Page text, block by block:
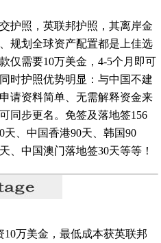
护照，英联邦护照，其离岸金
规划全球资产配置都是上佳选
仅需要10万美金，4-5个月即可
时护照优势明显：与中国不建
请资料简单、无需解释资金来
同步更名。免签及落地签156
天、中国香港90天、韩国90
、中国澳门落地签30天等等！
万美金，最低成本获英联邦